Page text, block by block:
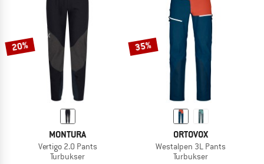
20%
MONTURA
Vertigo 2.0 Pants
Turbukser
35%
ORTOVOX
Westalpen 3L Pants
Turbukser